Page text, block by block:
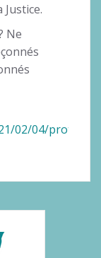
Ne
02/04/proteger-